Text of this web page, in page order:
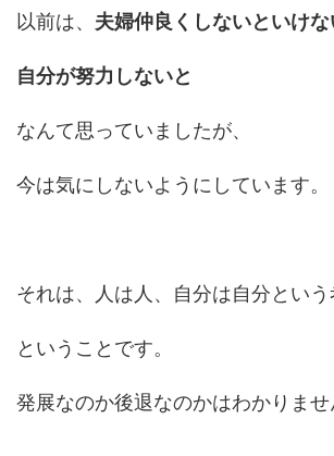
以前は、 夫婦仲良くしないといけな
自分が努力しないと
なんて思っていましたが、
今は気にしないようにしています。
それは、人は人、自分は自分とい
ということです。
発展なのか後退なのかはわかりませ